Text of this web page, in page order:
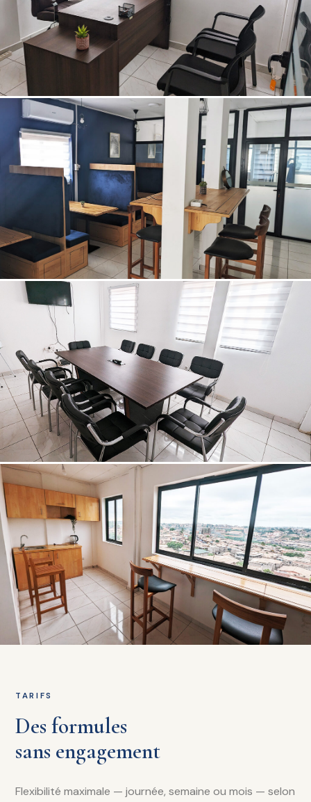
TARIFS
Des formules
sans engagement
Flexibilité maximale — journée, semaine ou mois — selon